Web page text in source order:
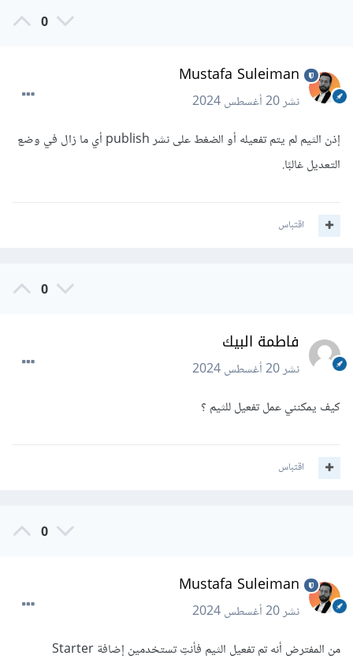
0
Mustafa Suleiman
نشر20 أغسطس 2024
إذن الثيم لم يتم تفعيله أو الضغط على نشر publish أي ما زال في وضع
التعديل غالبًا.
اقتباس
0
فاطمة البيك
نشر20 أغسطس 2024
كيف يمكنني عمل تفعيل للثيم ؟
اقتباس
0
Mustafa Suleiman
نشر20 أغسطس 2024
من المفترض أنه تم تفعيل الثيم فأنتِ تستخدمين إضافة Starter